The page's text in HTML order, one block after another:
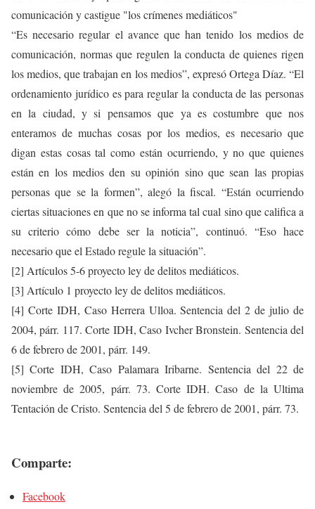
comunicación y castigue "los crímenes mediáticos"
“Es necesario regular el avance que han tenido los medios de
comunicación, normas que regulen la conducta de quienes rigen
los medios, que trabajan en los medios”, expresó Ortega Díaz. “El
ordenamiento jurídico es para regular la conducta de las personas
en la ciudad, y si pensamos que ya es costumbre que nos
enteramos de muchas cosas por los medios, es necesario que
digan estas cosas tal como están ocurriendo, y no que quienes
están en los medios den su opinión sino que sean las propias
personas que se la formen”, alegó la fiscal. “Están ocurriendo
ciertas situaciones en que no se informa tal cual sino que califica a
su criterio cómo debe ser la noticia”, continuó. “Eso hace
necesario que el Estado regule la situación”.
[2] Artículos 5-6 proyecto ley de delitos mediáticos.
[3] Artículo 1 proyecto ley de delitos mediáticos.
[4] Corte IDH, Caso Herrera Ulloa. Sentencia del 2 de julio de
2004, párr. 117. Corte IDH, Caso Ivcher Bronstein. Sentencia del
6 de febrero de 2001, párr. 149.
[5] Corte IDH, Caso Palamara Iribarne. Sentencia del 22 de
noviembre de 2005, párr. 73. Corte IDH. Caso de la Ultima
Tentación de Cristo. Sentencia del 5 de febrero de 2001, párr. 73.
Comparte:
Facebook